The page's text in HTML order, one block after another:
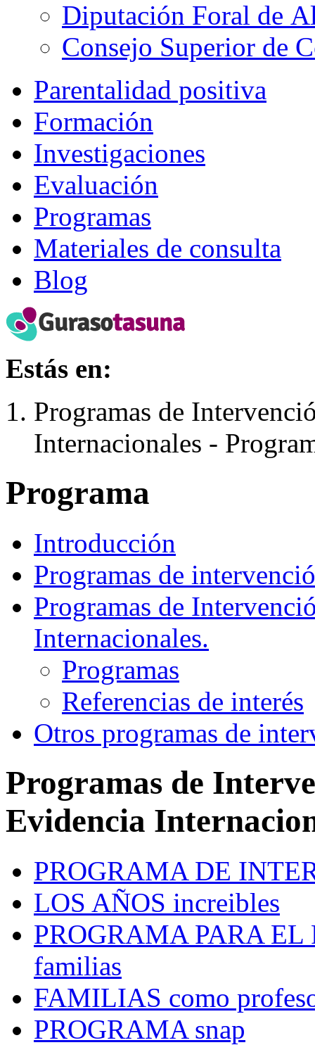
Diputación Foral de
Consejo Superior de
Parentalidad positiva
Formación
Investigaciones
Evaluación
Programas
Materiales de consulta
Blog
Estás en:
Programas de
Internacionales -
Programa
Introducción
Programas de
Programas de
Internacionales.
Programas
Referencias de interés
Otros programas de
Programas de
Evidencia
PROGRAMA DE
LOS AÑOS increibles
PROGRAMA PARA
familias
FAMILIAS como
PROGRAMAsnap